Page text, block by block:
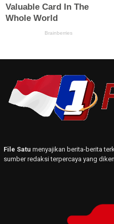
File Satu menyajikan berita-berita
sumber redaksi terpercaya yang